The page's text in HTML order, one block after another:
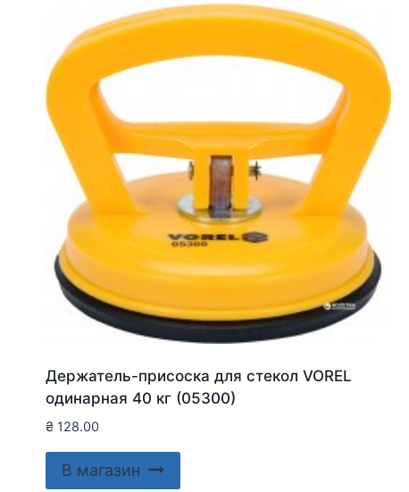
Держатель-присоска для стекол VOREL
одинарная 40 кг (05300)
₴ 128.00
В магазин